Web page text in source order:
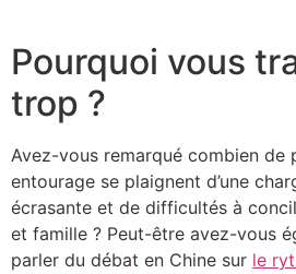
Pourquoi vous
trop ?
Avez-vous remarqué combien de
entourage se plaignent d’une
écrasante et de difficultés à
et famille ? Peut-être avez-vous
parler du débat en Chine sur le